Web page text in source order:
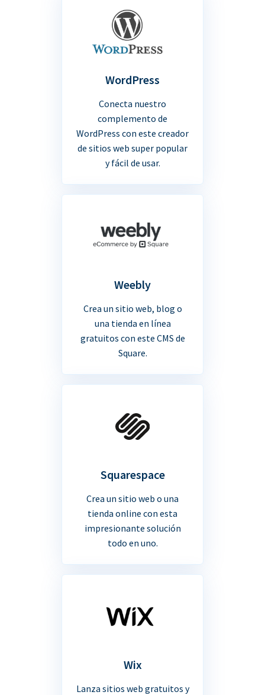
WordPress
Conecta nuestro
complemento de
WordPress con este creador
de sitios web super popular
y fácil de usar.
Weebly
Crea un sitio web, blog o
una tienda en línea
gratuitos con este CMS de
Square.
Squarespace
Crea un sitio web o una
tienda online con esta
impresionante solución
todo en uno.
Wix
Lanza sitios web gratuitos y